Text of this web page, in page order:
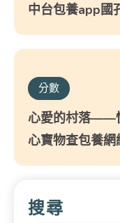
中台包養app國
分數
心愛的村落——
心寶物查包養網
搜尋